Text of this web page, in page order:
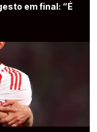
em final: “É